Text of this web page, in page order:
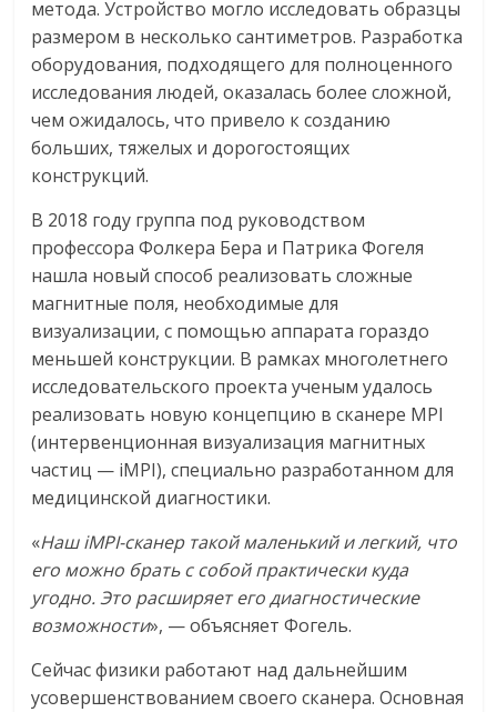
метода. Устройство могло исследовать образцы
размером в несколько сантиметров. Разработка
оборудования, подходящего для полноценного
исследования людей, оказалась более сложной,
чем ожидалось, что привело к созданию
больших, тяжелых и дорогостоящих
конструкций.
В 2018 году группа под руководством
профессора Фолкера Бера и Патрика Фогеля
нашла новый способ реализовать сложные
магнитные поля, необходимые для
визуализации, с помощью аппарата гораздо
меньшей конструкции. В рамках многолетнего
исследовательского проекта ученым удалось
реализовать новую концепцию в сканере MPI
(интервенционная визуализация магнитных
частиц — iMPI), специально разработанном для
медицинской диагностики.
«Наш iMPI-сканер такой маленький и легкий, что
его можно брать с собой практически куда
угодно. Это расширяет его диагностические
возможности», — объясняет Фогель.
Сейчас физики работают над дальнейшим
усовершенствованием своего сканера. Основная